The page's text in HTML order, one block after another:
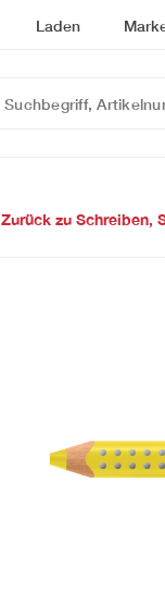
Laden
Suchbegriff,
Zurück zu Schreiben,